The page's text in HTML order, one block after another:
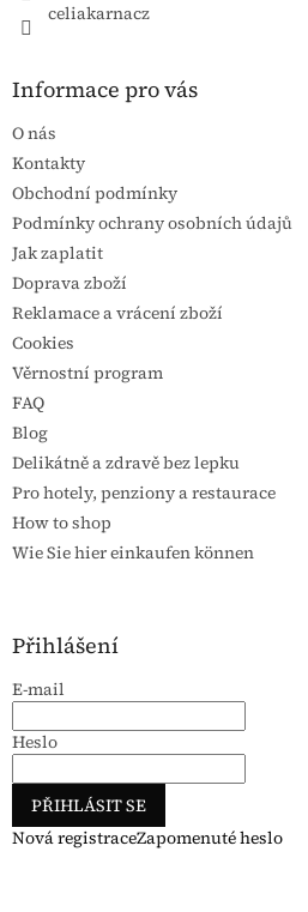
celiakarnacz
Informace pro vás
O nás
Kontakty
Obchodní podmínky
Podmínky ochrany osobních údajů
Jak zaplatit
Doprava zboží
Reklamace a vrácení zboží
Cookies
Věrnostní program
FAQ
Blog
Delikátně a zdravě bez lepku
Pro hotely, penziony a restaurace
How to shop
Wie Sie hier einkaufen können
Přihlášení
E-mail
Heslo
PŘIHLÁSIT SE
Nová registraceZapomenuté heslo